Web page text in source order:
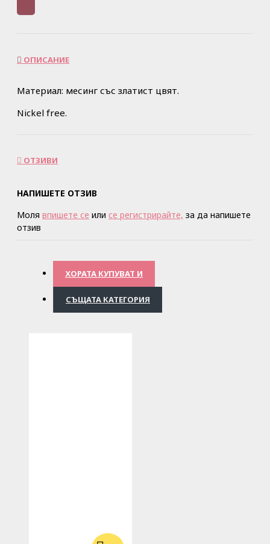
ОПИСАНИЕ
Материал: месинг със златист цвят.
Nickel free.
ОТЗИВИ
НАПИШЕТЕ ОТЗИВ
Моля впишете се или се регистрирайте, за да напишете
отзив
ХОРАТА КУПУВАТ И
СЪЩАТА КАТЕГОРИЯ